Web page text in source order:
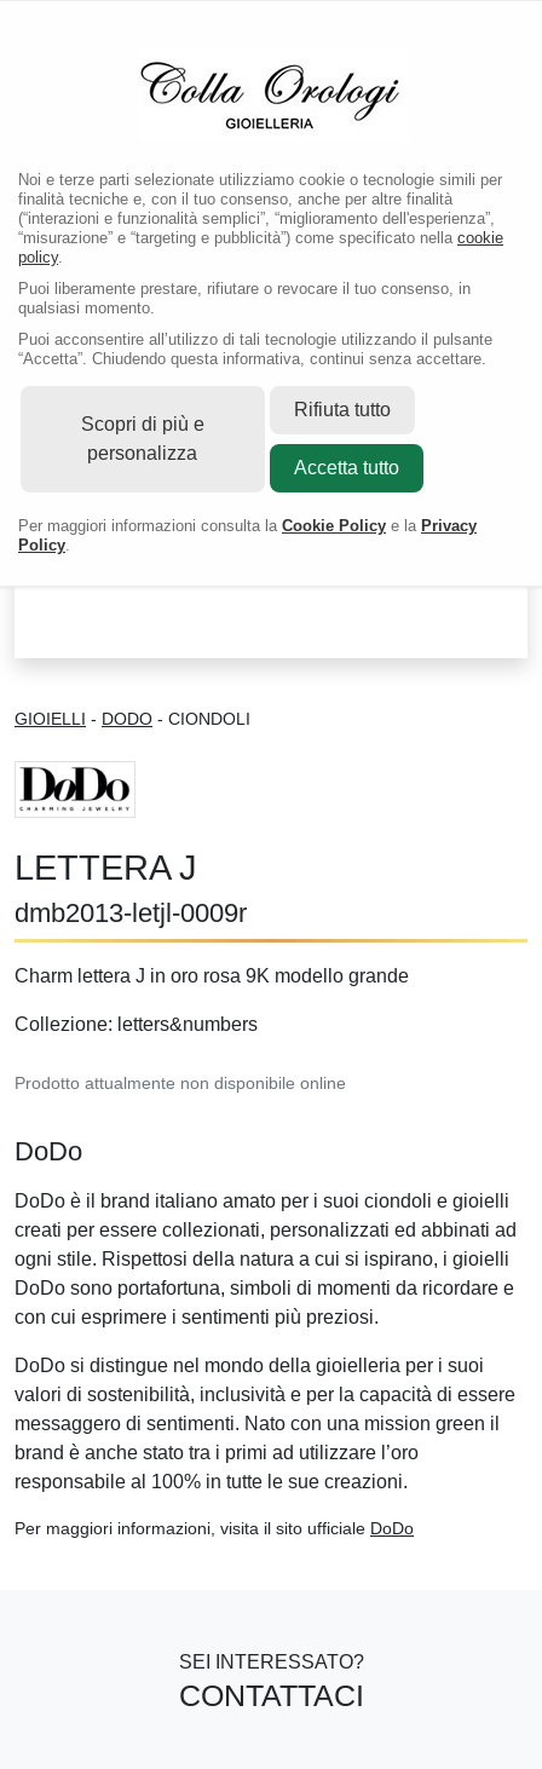
GIOIELLI - DODO - CIONDOLI
LETTERA J
dmb2013-letjl-0009r
Charm lettera J in oro rosa 9K modello grande
Collezione: letters&numbers
Prodotto attualmente non disponibile online
DoDo
DoDo è il brand italiano amato per i suoi ciondoli e gioielli
creati per essere collezionati, personalizzati ed abbinati ad
ogni stile. Rispettosi della natura a cui si ispirano, i gioielli
DoDo sono portafortuna, simboli di momenti da ricordare e
con cui esprimere i sentimenti più preziosi.
DoDo si distingue nel mondo della gioielleria per i suoi
valori di sostenibilità, inclusività e per la capacità di essere
messaggero di sentimenti. Nato con una mission green il
brand è anche stato tra i primi ad utilizzare l’oro
responsabile al 100% in tutte le sue creazioni.
Per maggiori informazioni, visita il sito ufficiale DoDo
SEI INTERESSATO?
CONTATTACI
Noi e terze parti selezionate utilizziamo cookie o tecnologie simili per
finalità tecniche e, con il tuo consenso, anche per altre finalità
(“interazioni e funzionalità semplici”, “miglioramento dell'esperienza”,
“misurazione” e “targeting e pubblicità”) come specificato nella cookie
policy.
Puoi liberamente prestare, rifiutare o revocare il tuo consenso, in
qualsiasi momento.
Puoi acconsentire all’utilizzo di tali tecnologie utilizzando il pulsante
“Accetta”. Chiudendo questa informativa, continui senza accettare.
Scopri di più e
personalizza
Rifiuta tutto
Accetta tutto
Per maggiori informazioni consulta la Cookie Policy e la Privacy
Policy.